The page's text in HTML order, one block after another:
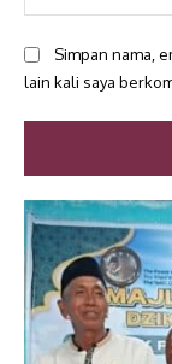
Simpan nama,
lain kali saya